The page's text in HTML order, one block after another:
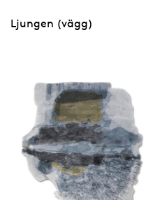
Ljungen (vägg)